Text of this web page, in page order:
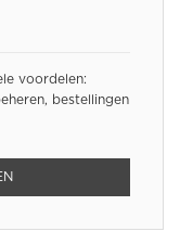
voordelen:
bestellingen